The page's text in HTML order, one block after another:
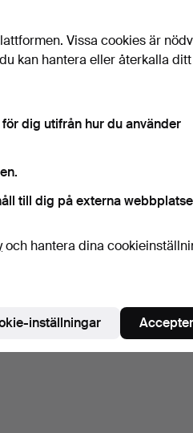
Vissa cookies är
kan hantera eller återkalla ditt
dig utifrån hur du använder
till dig på externa
och hantera dina
inställningar